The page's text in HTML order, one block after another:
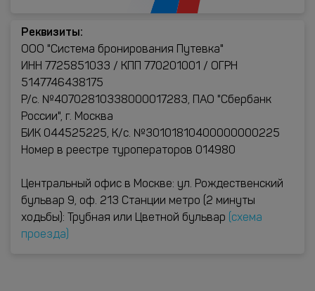
Реквизиты:
ООО "Система бронирования Путевка"
ИНН 7725851033 / КПП 770201001 / ОГРН
5147746438175
Р/с. №40702810338000017283, ПАО "Сбербанк
России", г. Москва
БИК 044525225, К/с. №30101810400000000225
Номер в реестре туроператоров 014980
Центральный офис в Москве: ул. Рождественский
бульвар 9, оф. 213 Станции метро (2 минуты
ходьбы): Трубная или Цветной бульвар
(схема
проезда)